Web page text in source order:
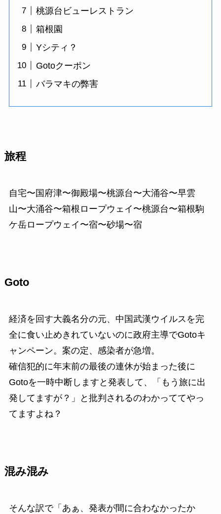
桃源台ビューレストラン
箱根園
Yシティ？
Gotoクーポン
バラマキの弊害
旅程
自宅〜国府津〜御殿場〜桃源台〜大涌谷〜早雲
山〜大涌谷〜箱根ロープウェイ〜桃源台〜箱根駒
ケ岳ロープウェイ〜宿〜砂場〜宿
Goto
経済を回す大義名分の元、中国武漢ウイルスを完
全に食い止めきれていないのに政府主導でGotoキ
ャンペーン。案の定、 感染者が急増。
確信犯的に年末前の最後の連休が始まった後に
Gotoを一時中断しますと発表して、「もう旅に出
発してますが？」と批判されるのわかっててやっ
てますよね？
混み混み
そんな訳で「あぁ、発表が間に合わなかったか